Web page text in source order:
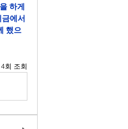
하게
에서
했으
회 조회